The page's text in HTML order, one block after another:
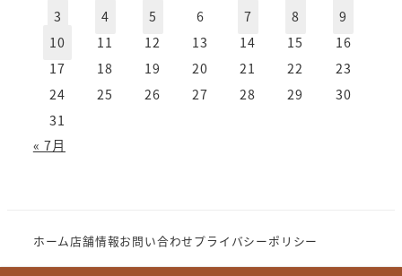
3
4 5 6 7 8
9
10
11 12 13 14 15
16
17
18 19 20 21 22
23
24
25 26 27 28 29
30
31
« 7月
ホーム店舗情報お問い合わせプライバシーポリシー